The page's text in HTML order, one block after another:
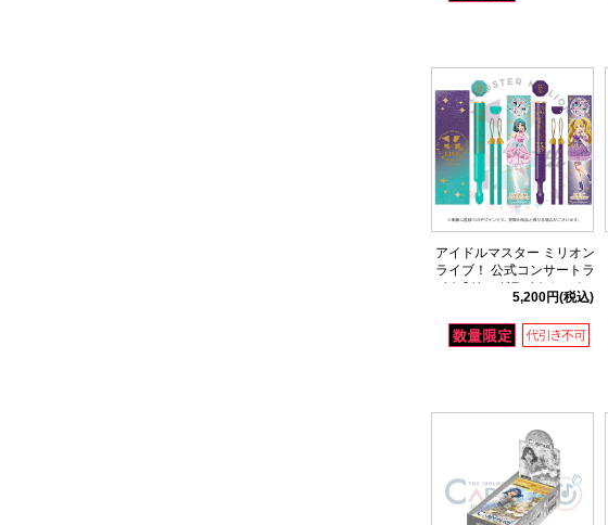
アイドルマスター ミリオン
ライブ！ 公式コンサートラ
イト&リングライトセット
DAY1 (14thLIVE ver.)
5,200円(税込)